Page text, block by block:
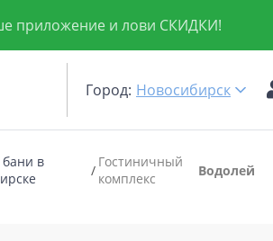
приложение и лови СКИДКИ!
Город: Новосибирск
в
Гостиничный
комплекс
Водолей